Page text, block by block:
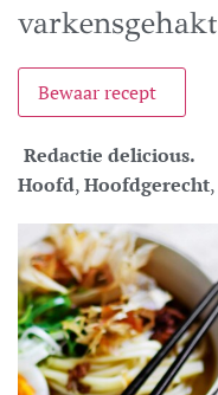
varkensgehakt
Bewaar recept
Redactie delicious.
Hoofd,Hoofdgerecht,